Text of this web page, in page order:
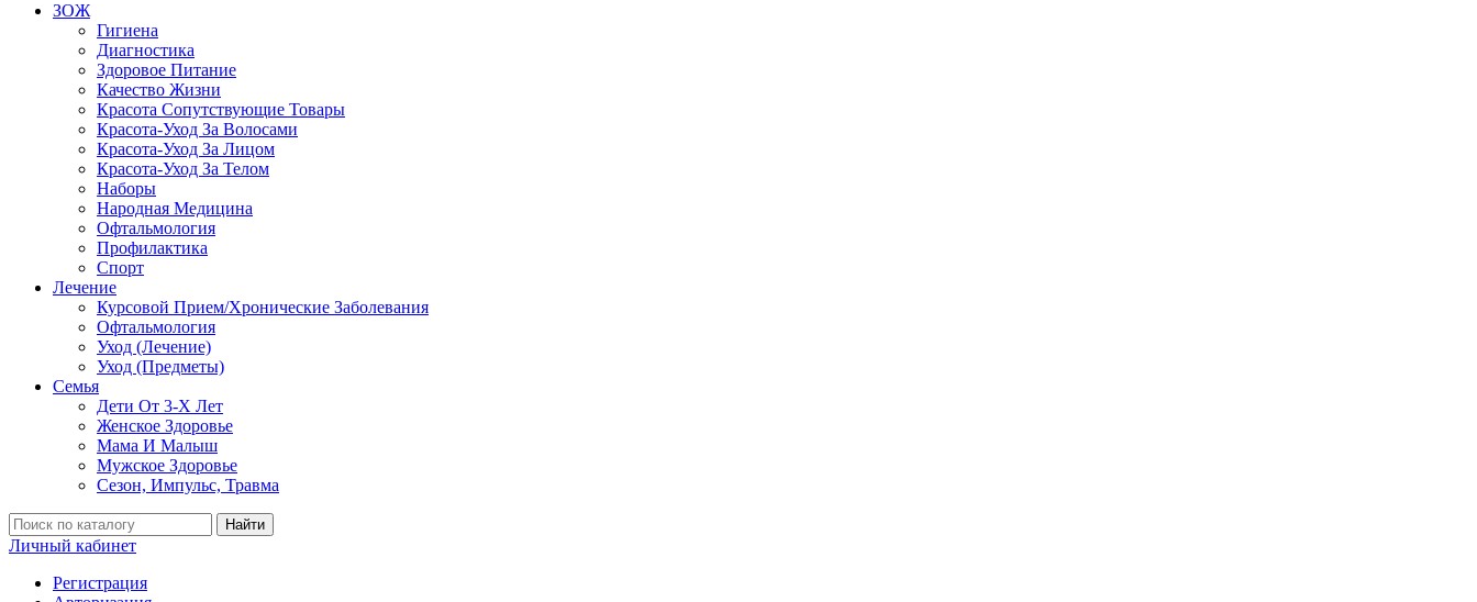
ЗОЖ
Гигиена
Диагностика
Здоровое Питание
Качество Жизни
Красота Сопутствующие Товары
Красота-Уход За Волосами
Красота-Уход За Лицом
Красота-Уход За Телом
Наборы
Народная Медицина
Офтальмология
Профилактика
Спорт
Лечение
Курсовой Прием/Хронические Заболевания
Офтальмология
Уход (Лечение)
Уход (Предметы)
Семья
Дети От 3-Х Лет
Женское Здоровье
Мама И Малыш
Мужское Здоровье
Сезон, Импульс, Травма
Найти
Личный кабинет
Регистрация